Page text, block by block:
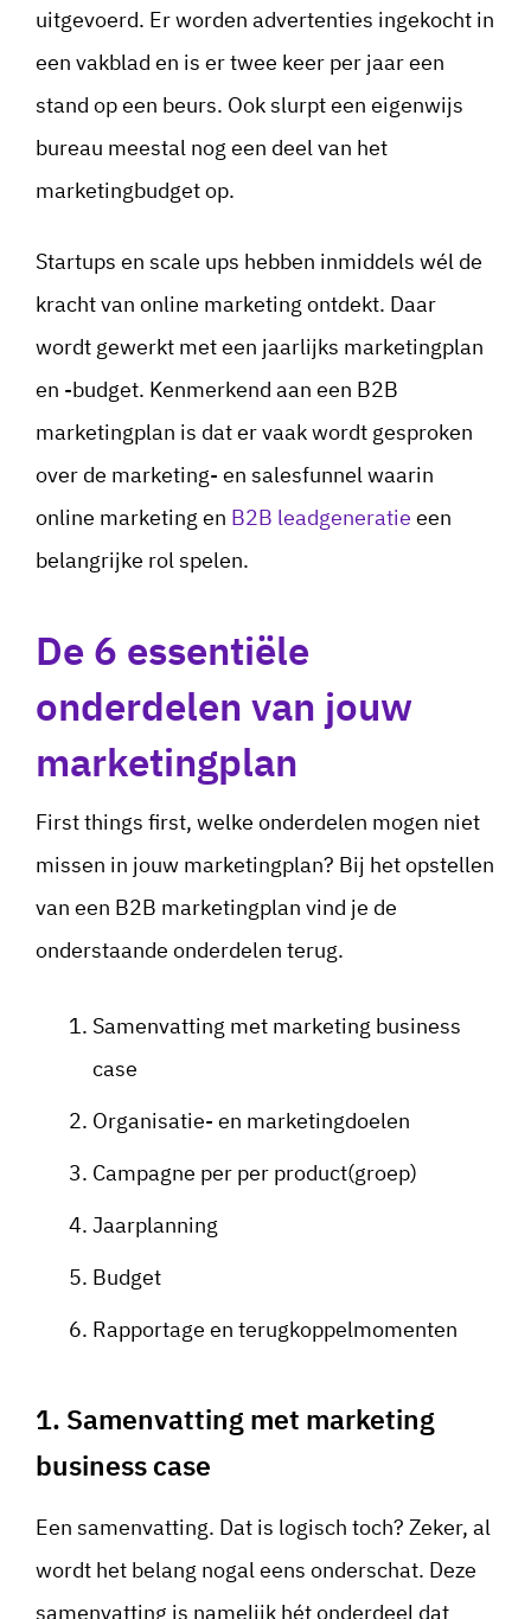
uitgevoerd. Er worden advertenties ingekocht in
een vakblad en is er twee keer per jaar een
stand op een beurs. Ook slurpt een eigenwijs
bureau meestal nog een deel van het
marketingbudget op.
Startups en scale ups hebben inmiddels wél de
kracht van online marketing ontdekt. Daar
wordt gewerkt met een jaarlijks marketingplan
en -budget. Kenmerkend aan een B2B
marketingplan is dat er vaak wordt gesproken
over de marketing- en salesfunnel waarin
online marketing en B2B leadgeneratie een
belangrijke rol spelen.
De 6 essentiële
onderdelen van jouw
marketingplan
First things first, welke onderdelen mogen niet
missen in jouw marketingplan? Bij het opstellen
van een B2B marketingplan vind je de
onderstaande onderdelen terug.
Samenvatting met marketing business
case
Organisatie- en marketingdoelen
Campagne per per product(groep)
Jaarplanning
Budget
Rapportage en terugkoppelmomenten
1. Samenvatting met marketing
business case
Een samenvatting. Dat is logisch toch? Zeker, al
wordt het belang nogal eens onderschat. Deze
samenvatting is namelijk hét onderdeel dat